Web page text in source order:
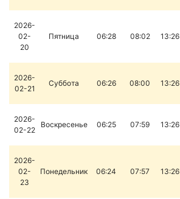
2026-
02-
20
Пятница 06:28 08:02 13:26
2026-
02-21
Суббота 06:26 08:00 13:26
2026-
02-22
Воскресенье 06:25 07:59 13:26
2026-
02-
23
Понедельник 06:24 07:57 13:26